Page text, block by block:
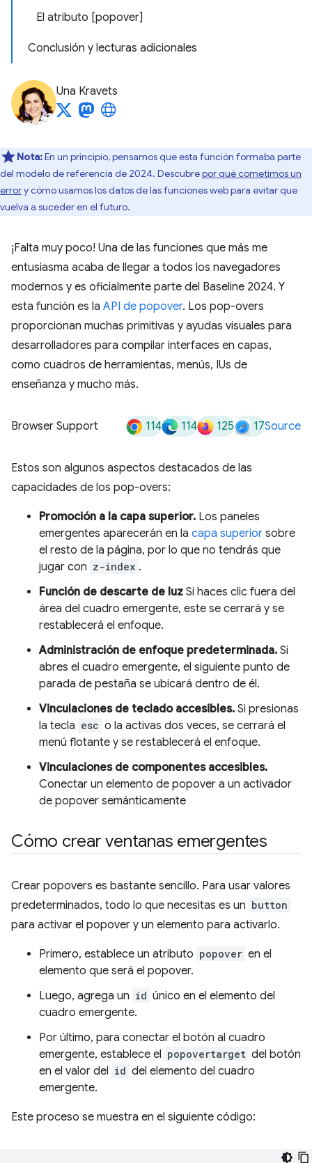
El atributo [popover]
Conclusión y lecturas adicionales
Una Kravets
Nota:En un principio, pensamos que esta función formaba parte
del modelo de referencia de 2024. Descubrepor qué cometimos un
errory cómo usamos los datos de las funciones web para evitar que
vuelva a suceder en el futuro.
¡Falta muy poco! Una de las funciones que más me
entusiasma acaba de llegar a todos los navegadores
modernos y es oficialmente parte del Baseline 2024. Y
esta función es la API de popover. Los pop-overs
proporcionan muchas primitivas y ayudas visuales para
desarrolladores para compilar interfaces en capas,
como cuadros de herramientas, menús, IUs de
enseñanza y mucho más.
Browser Support 114 114 125 17Source
Estos son algunos aspectos destacados de las
capacidades de los pop-overs:
Promoción a la capa superior. Los paneles
emergentes aparecerán en la capa superior sobre
el resto de la página, por lo que no tendrás que
jugar con z-index .
Función de descarte de luz Si haces clic fuera del
área del cuadro emergente, este se cerrará y se
restablecerá el enfoque.
Administración de enfoque predeterminada. Si
abres el cuadro emergente, el siguiente punto de
parada de pestaña se ubicará dentro de él.
Vinculaciones de teclado accesibles. Si presionas
la tecla esc o la activas dos veces, se cerrará el
menú flotante y se restablecerá el enfoque.
Vinculaciones de componentes accesibles.
Conectar un elemento de popover a un activador
de popover semánticamente
Cómo crear ventanas emergentes
Crear popovers es bastante sencillo. Para usar valores
predeterminados, todo lo que necesitas es un button
para activar el popover y un elemento para activarlo.
Primero, establece un atributo popover en el
elemento que será el popover.
Luego, agrega un id único en el elemento del
cuadro emergente.
Por último, para conectar el botón al cuadro
emergente, establece el popovertarget del botón
en el valor del id del elemento del cuadro
emergente.
Este proceso se muestra en el siguiente código: